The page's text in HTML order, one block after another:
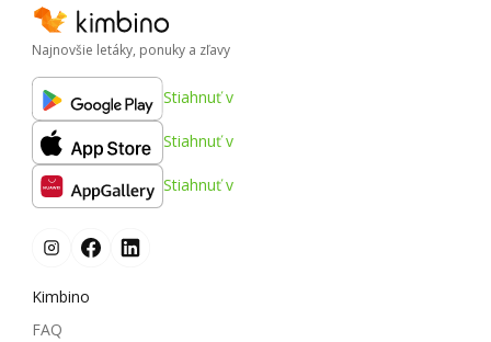
Najnovšie letáky, ponuky a zľavy
Stiahnuť v
Stiahnuť v
Stiahnuť v
Kimbino
FAQ